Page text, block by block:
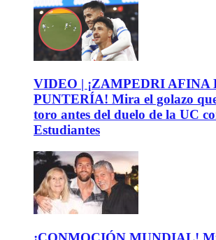
VIDEO | ¡ZAMPEDRI AFINA
PUNTERÍA! Mira el golazo
toro antes del duelo de la UC
Estudiantes